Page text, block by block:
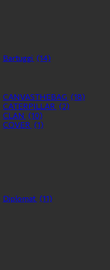
Bartuggi (14)
CANVASTHEBAG (18)
CATERPILLAR (2)
CLAN (10)
COVER (1)
Diplomat (11)